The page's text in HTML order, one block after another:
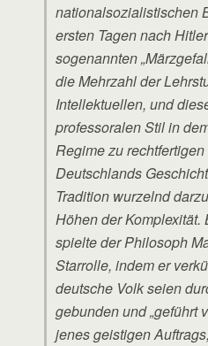
nationalsozialistischen
ersten Tagen nach
sogenannten
die Mehrzahl der
Intellektuellen, und
professoralen Stil in
Regime zu
Deutschlands
Tradition wurzelnd
Höhen der
spielte der Philosoph
Starrolle, indem er
deutsche Volk seien
gebunden und „geführt
jenes geistigen